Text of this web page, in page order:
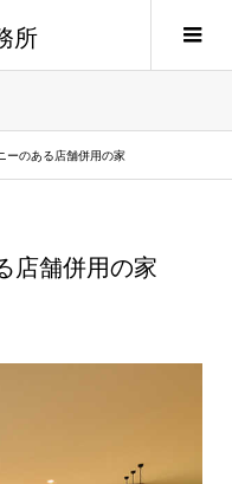
所
ーのある店舗併用の家
店舗併用の家